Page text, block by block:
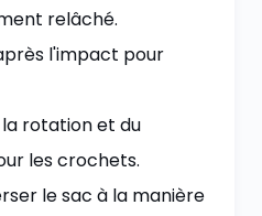
relâché.
l'impact pour
rotation et du
les crochets.
le sac à la manière